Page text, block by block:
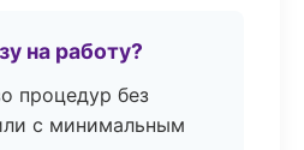
на работу?
процедур без
с минимальным